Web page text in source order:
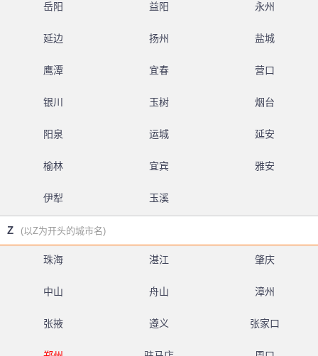
岳阳 益阳 永州
延边 扬州 盐城
鹰潭 宜春 营口
银川 玉树 烟台
阳泉 运城 延安
榆林 宜宾 雅安
伊犁 玉溪
Z (以Z为开头的城市名)
珠海 湛江 肇庆
中山 舟山 漳州
张掖 遵义 张家口